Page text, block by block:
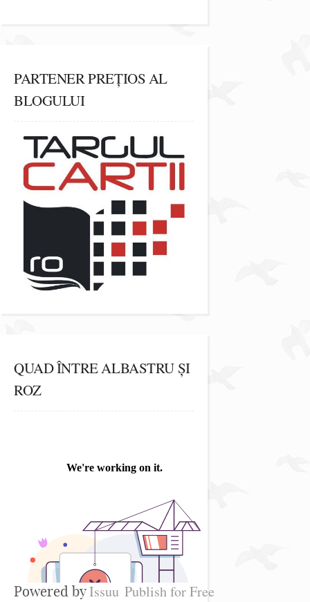
PARTENER PREȚIOS AL
BLOGULUI
QUAD ÎNTRE ALBASTRU ȘI
ROZ
Powered byIssuu Publish for Free